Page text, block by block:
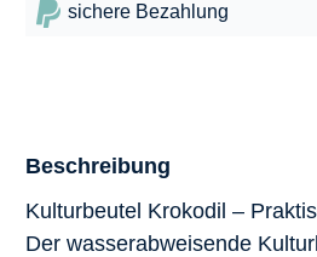
sichere Bezahlung
Beschreibung
Kulturbeutel Krokodil –
Der wasserabweisende